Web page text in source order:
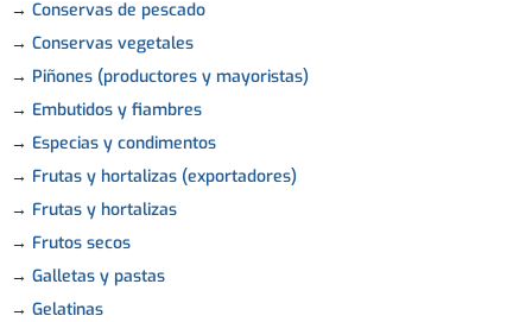
→ Conservas de pescado
→ Conservas vegetales
→ Piñones (productores y mayoristas)
→ Embutidos y fiambres
→ Especias y condimentos
→ Frutas y hortalizas (exportadores)
→ Frutas y hortalizas
→ Frutos secos
→ Galletas y pastas
→ Gelatinas